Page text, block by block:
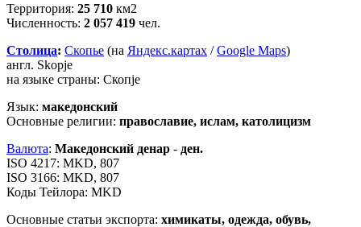
Территория: 25 710 км2
Численность: 2 057 419 чел.
Столица: Скопье (на Яндекс.картах /Google Maps)
англ. Skopje
на языке страны: Скопје
Язык: македонский
Основные религии: православие, ислам, католицизм
Валюта: Македонский денар - ден.
ISO 4217: MKD, 807
ISO 3166: MKD, 807
Коды Тейлора: MKD
Основные статьи экспорта: химикаты, одежда, обувь,